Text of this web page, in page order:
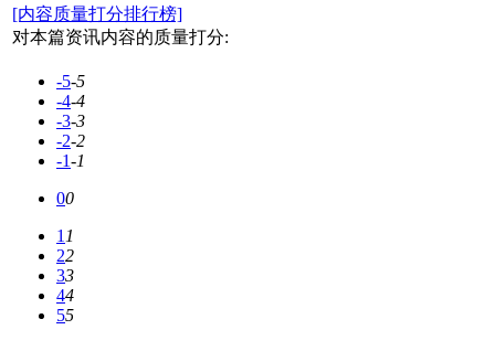
[内容质量打分排行榜]
对本篇资讯内容的质量打分:
-5-5
-4-4
-3-3
-2-2
-1-1
00
11
22
33
44
55